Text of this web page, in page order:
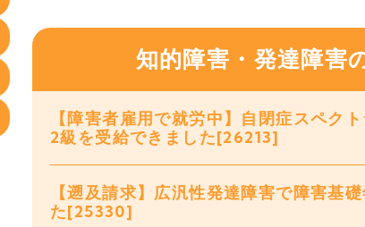
知的障害・発達障害
【障害者雇用で就労中】自閉症スペク
2級を受給できました[26213]
【遡及請求】広汎性発達障害で障害基
た[25330]